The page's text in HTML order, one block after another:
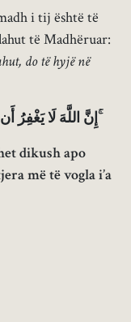
i tij është të
të Madhëruar:
do të hyjë në
إِنَّ اللَّهَ لَا يَغْفِرُ أَن يُشْرَكَ بِهِ وَيَغْفِرُ مَا دُونَ ذَٰلِكَ لِمَن يَشَاءُ ۚ
dikush apo
më të vogla i’a